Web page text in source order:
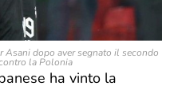
Asani dopo aver segnato il secondo
la Polonia
ha vinto la